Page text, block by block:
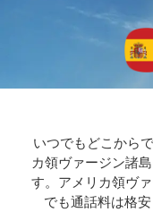
いつでもどこから
カ領ヴァージン諸
す。 アメリカ領ヴ
でも通話料は格